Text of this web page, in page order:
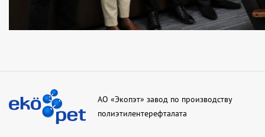
АО «Экопэт» завод по производству
полиэтилентерефталата